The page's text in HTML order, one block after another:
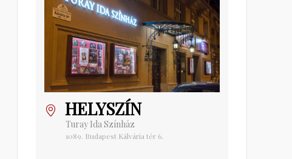
HELYSZÍN
Turay Ida Színház
1089. Budapest Kálvária tér 6.